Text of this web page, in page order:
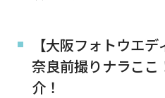
【大阪フォトウエ
奈良前撮りナラここ
介！